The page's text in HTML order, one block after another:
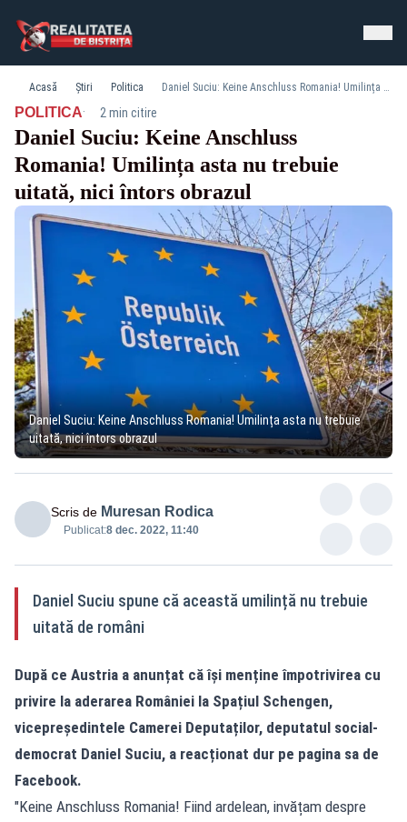
Acasă Știri Politica Daniel Suciu: Keine Anschluss Romania! Umilința asta nu trebuie uitată, nici întors obrazul
POLITICA· 2 min citire
Daniel Suciu: Keine Anschluss
Romania! Umilința asta nu trebuie
uitată, nici întors obrazul
Daniel Suciu: Keine Anschluss Romania! Umilința asta nu trebuie
uitată, nici întors obrazul
Scris de Muresan Rodica
Publicat:8 dec. 2022, 11:40
Daniel Suciu spune că această umilință nu trebuie
uitată de români
După ce Austria a anunțat că își menține împotrivirea cu
privire la aderarea României la Spațiul Schengen,
vicepreședintele Camerei Deputaților, deputatul social-
democrat Daniel Suciu, a reacționat dur pe pagina sa de
Facebook.
"Keine Anschluss Romania! Fiind ardelean, invățam despre